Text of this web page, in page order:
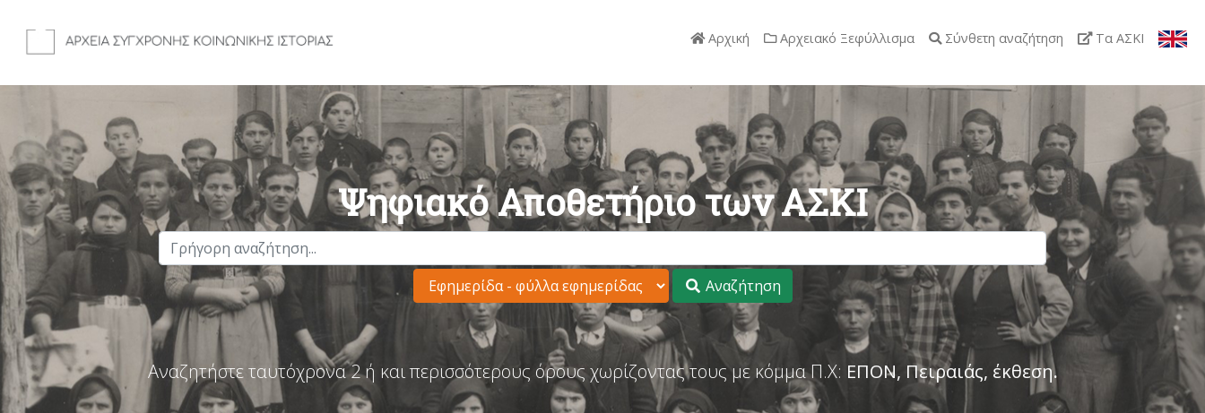
Αρχική Αρχειακό Ξεφύλλισμα Σύνθετη αναζήτηση Τα ΑΣΚΙ
Ψηφιακό Αποθετήριο των ΑΣΚΙ
Αναζήτηση
Αναζητήστε ταυτόχρονα 2 ή και περισσότερους όρους χωρίζοντας τους με κόμμα Π.Χ: ΕΠΟΝ, Πειραιάς, έκθεση.